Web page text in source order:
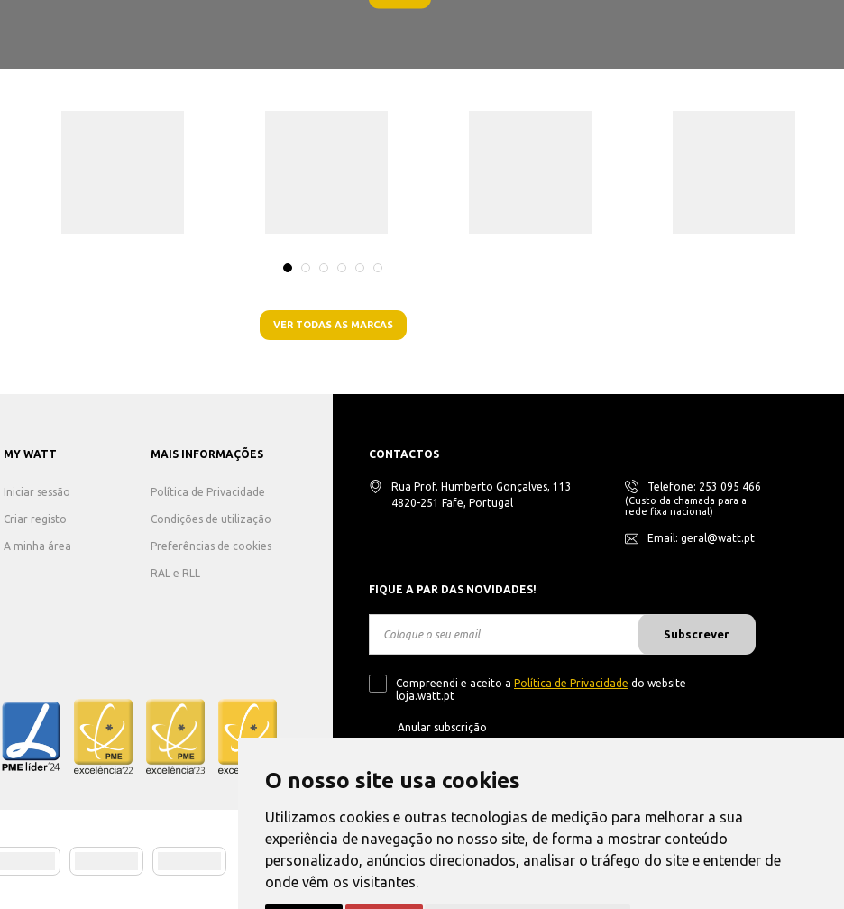
O nosso site usa cookies
Utilizamos cookies e outras tecnologias de medição para melhorar a sua
experiência de navegação no nosso site, de forma a mostrar conteúdo
personalizado, anúncios direcionados, analisar o tráfego do site e entender de
onde vêm os visitantes.
VER TODAS AS MARCAS
MY WATT
Iniciar sessão
Criar registo
A minha área
MAIS INFORMAÇÕES
Política de Privacidade
Condições de utilização
Preferências de cookies
RAL e RLL
CONTACTOS
Rua Prof. Humberto Gonçalves, 113
4820-251 Fafe, Portugal
Telefone: 253 095 466
(Custo da chamada para a
rede fixa nacional)
Email: geral@watt.pt
FIQUE A PAR DAS NOVIDADES!
Subscrever
Compreendi e aceito a Política de Privacidade do website
loja.watt.pt
Anular subscrição
Método de Envio